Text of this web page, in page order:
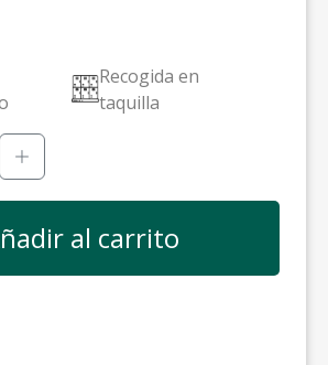
Recogida en
taquilla
al carrito